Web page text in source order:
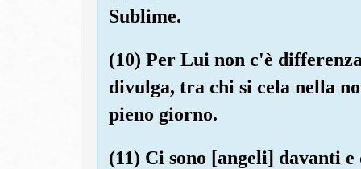
Sublime.
(10) Per Lui non c'è
divulga, tra chi si cela nella
pieno giorno.
(11) Ci sono [angeli] davanti